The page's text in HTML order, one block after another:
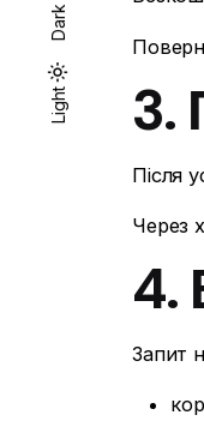
Light
Dark
Light
Dark 3.
Після
Через
4.
Запит